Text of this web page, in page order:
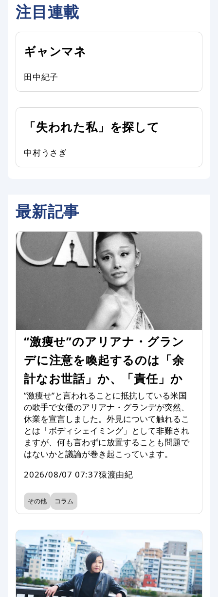
注目連載
ギャンマネ
田中紀子
「失われた私」を探して
中村うさぎ
最新記事
“激痩せ”のアリアナ・グラン
デに注意を喚起するのは「余
計なお世話」か、「責任」か
”激痩せ”と言われることに抵抗している米国
の歌手で女優のアリアナ・グランデが突然、
休業を宣言しました。外見について触れるこ
とは「ボディシェイミング」として非難され
ますが、何も言わずに放置することも問題で
はないかと議論が巻き起こっています。
2026/08/07 07:37猿渡由紀
その他 コラム